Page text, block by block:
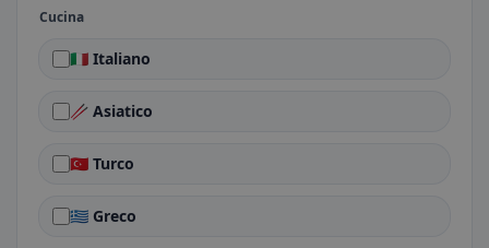
Cucina
🇮🇹 Italiano
🥢 Asiatico
🇹🇷 Turco
🇬🇷 Greco